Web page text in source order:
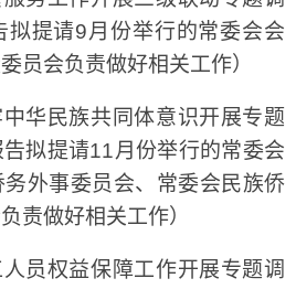
拟提请9月份举行的常委会会
员会负责做好相关工作）
民族共同体意识开展专题
拟提请11月份举行的常委会
外事委员会、常委会民族侨
责做好相关工作）
权益保障工作开展专题调